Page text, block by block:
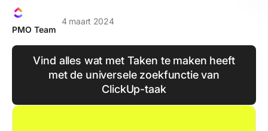
PMO Team
4 maart 2024
Vind alles wat met Taken te maken heeft
met de universele zoekfunctie van
ClickUp-taak